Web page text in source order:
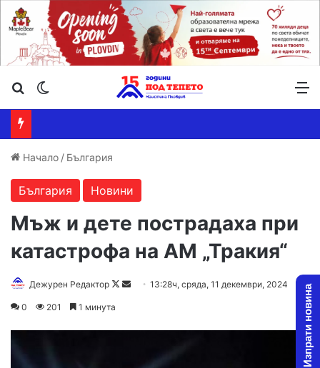
Търсене ...
Начало / България
България Новини
Мъж и дете пострадаха при
катастрофа на АМ „Тракия“
Дежурен Редактор
Follow
Send13:28ч, сряда, 11 декември, 2024
0 201 1 минута Изпрати новина